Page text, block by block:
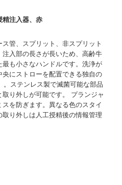
精注入器、赤
管、スプリット、非スプリット
入部の長さが長いため、高齢牛
も小さなハンドルです。洗浄が
にストローを配置できる独自の
ステンレス製で滅菌可能な部品
り外しが可能です。 プランジャ
を防ぎます。異なる色のスタイ
り外しは人工授精後の情報管理